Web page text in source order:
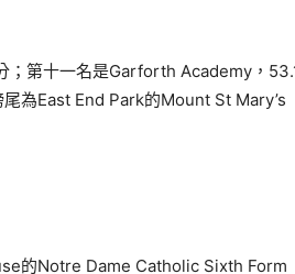
第十一名是Garforth Academy，
為East End Park的Mount St Mary’s
的Notre Dame Catholic Sixth Form